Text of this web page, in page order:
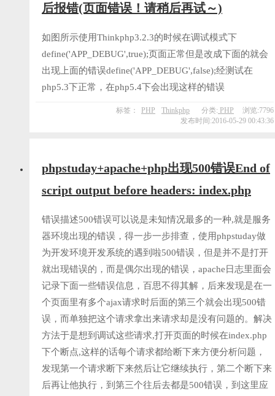
后报错(页面错误！请稍后再试～)
如图所示使用Thinkphp3.2.3的时候在调试模式下
define('APP_DEBUG',true);页面正常但是改成下面的就会
出现上面的错误define('APP_DEBUG',false);经测试在
php5.3下正常，在php5.4下会出现这样的错误
标签： PHP Thinkphp 分类: PHP
浏览:7796
发布时间:2016-05-29 00:43:36
phpstuday+apache+php出现500错误End of
script output before headers: index.php
错误描述500错误可以说是未知情况最多的一种,就是服务
器环境出现的错误，得一步一步排查，使用phpstuday做
为开发环境开发系统的遇到啦500错误，但是并不是打开
就出现错误的，而是偶尔出现的错误，apache日志里面会
记录下面一些错误信息，百思不得其解，后来发现是在一
个页面里有多个ajax请求时后面的第三个就会出现500错
误，而单独把这个请求拿出来请求却是没有问题的。解决
方法于是想到调试这些请求,打开页面的时候在index.php
下个断点,这样的话每个请求都给断下来方便分析问题，
发现第一个请求断下来然后让它继续执行，第二个断下来
后再让他执行，到第三个往后去都是500错误，到这里应